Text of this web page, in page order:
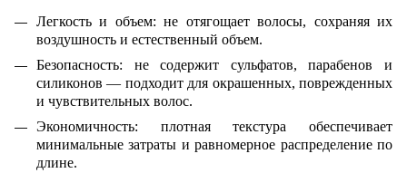
Легкость и объем: не отягощает волосы, сохраняя их
воздушность и естественный объем.
Безопасность: не содержит сульфатов, парабенов и
силиконов — подходит для окрашенных, поврежденных
и чувствительных волос.
Экономичность: плотная текстура обеспечивает
минимальные затраты и равномерное распределение по
длине.